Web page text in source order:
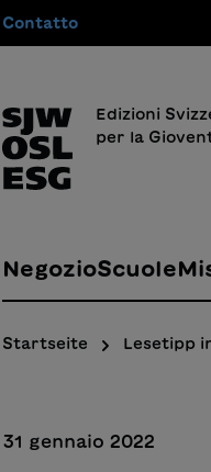
Passa alla navigazione
Contatto
Edizioni
per la
NegozioScuole
Startseite Lesetipp
31 gennaio 2022